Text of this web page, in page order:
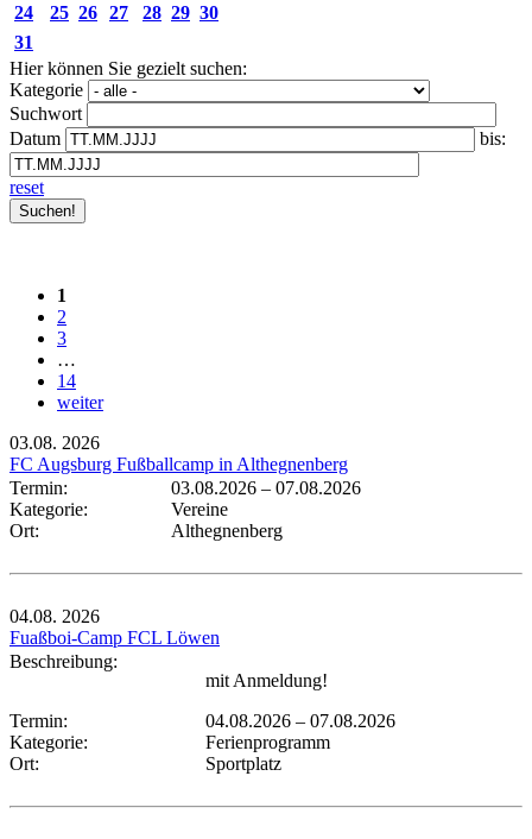
24
25 26 27 28 29 30
31
Hier können Sie gezielt suchen:
Kategorie
Suchwort
Datum
bis:
reset
1
2
3
…
14
weiter
03.08. 2026
FC Augsburg Fußballcamp in Althegnenberg
Termin:
03.08.2026 – 07.08.2026
Kategorie:
Vereine
Ort:
Althegnenberg
04.08. 2026
Fuaßboi-Camp FCL Löwen
Beschreibung:
mit Anmeldung!
Termin:
04.08.2026 – 07.08.2026
Kategorie:
Ferienprogramm
Ort:
Sportplatz